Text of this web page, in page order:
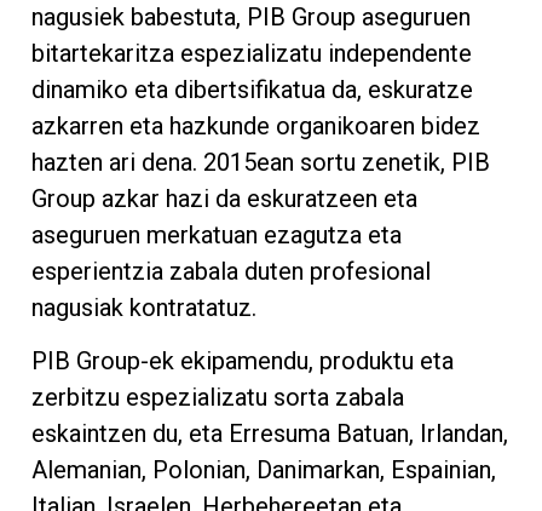
nagusiek babestuta, PIB Group aseguruen
bitartekaritza espezializatu independente
dinamiko eta dibertsifikatua da, eskuratze
azkarren eta hazkunde organikoaren bidez
hazten ari dena. 2015ean sortu zenetik, PIB
Group azkar hazi da eskuratzeen eta
aseguruen merkatuan ezagutza eta
esperientzia zabala duten profesional
nagusiak kontratatuz.
PIB Group-ek ekipamendu, produktu eta
zerbitzu espezializatu sorta zabala
eskaintzen du, eta Erresuma Batuan, Irlandan,
Alemanian, Polonian, Danimarkan, Espainian,